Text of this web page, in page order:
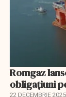
Romgaz
obligațiuni
22 DECEMBRIE 2025